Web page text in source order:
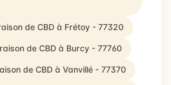
de CBD à Frétoy - 77320
de CBD à Burcy - 77760
de CBD à Vanvillé - 77370